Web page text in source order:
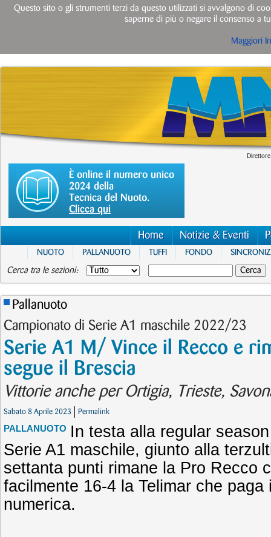
È online il numero unico
2024 della
Tecnica del Nuoto.
Clicca qui
Home Notizie & Eventi
NUOTO PALLANUOTO TUFFI FONDO
Cerca tra le sezioni:
Pallanuoto
Campionato di Serie A1 maschile 2022/23
Serie A1 M/ Vince il Recco e
segue il Brescia
Vittorie anche per Ortigia, Trieste,
Sabato 8 Aprile 2023 Permalink
PALLANUOTO In testa alla regular
Serie A1 maschile, giunto alla
settanta punti rimane la Pro Recco
facilmente 16-4 la Telimar che
numerica.
Questo sito o gli strumenti terzi da questo utilizzati si avvalgono di
saperne di più o negare il consenso a
Maggiori